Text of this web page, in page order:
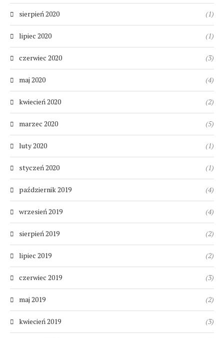
sierpień 2020 (1)
lipiec 2020 (1)
czerwiec 2020 (3)
maj 2020 (4)
kwiecień 2020 (2)
marzec 2020 (5)
luty 2020 (1)
styczeń 2020 (1)
październik 2019 (4)
wrzesień 2019 (4)
sierpień 2019 (2)
lipiec 2019 (2)
czerwiec 2019 (3)
maj 2019 (2)
kwiecień 2019 (3)